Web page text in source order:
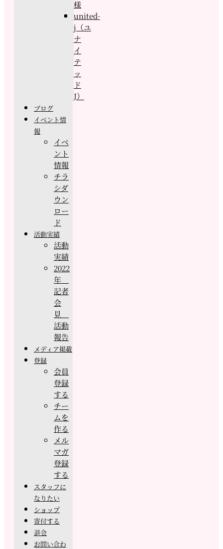
様
united-
j（ユ
ナ
イ
テ
ッ
ド
J）
ブログ
イベント情
報
イベ
ント
情報
チラ
シダ
ウン
ロー
ド
活動実績
活動
実績
2022
年
記者
会
見
活動
報告
メディア掲載
登録
会員
登録
する
チー
ムを
作る
メル
マガ
登録
する
スタッフに
なりたい
ショップ
寄付する
退会
お問い合わ